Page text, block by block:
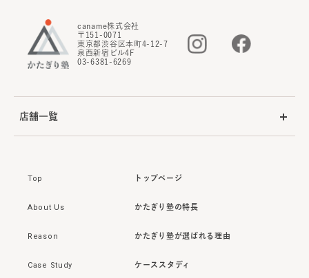
caname株式会社
〒151-0071
東京都渋谷区本町4-12-7
泉西新宿ビル4F
03-6381-6269
店舗一覧
Top トップページ
About Us かたぎり塾の特長
Reason かたぎり塾が選ばれる理由
Case Study ケーススタディ